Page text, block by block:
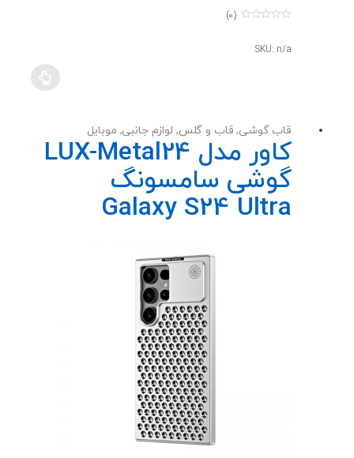
u
(0)
SKU: n/a
قاب گوشی, قاب و گلس, لوازم جانبی, موبایل
کاور مدل LUX-Metal24
گوشی سامسونگ
Galaxy S24 Ultra